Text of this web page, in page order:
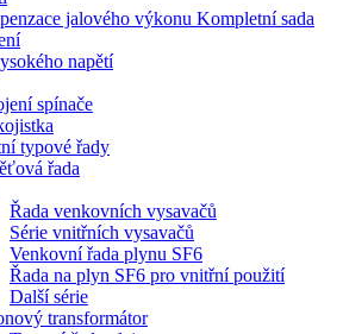
jalového výkonu Kompletní sada
napětí
spínače
typové řady
řada
Řada venkovních vysavačů
Série vnitřních vysavačů
Venkovní řada plynu SF6
Řada na plyn SF6 pro vnitřní použití
Další série
transformátor